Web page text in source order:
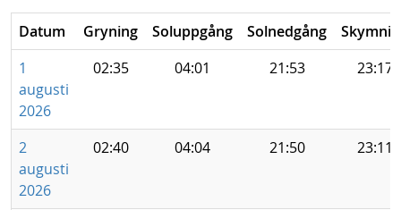
Datum Gryning Soluppgång Solnedgång
1
augusti
2026
02:35 04:01 21:53 23:17
2
augusti
2026
02:40 04:04 21:50 23:11